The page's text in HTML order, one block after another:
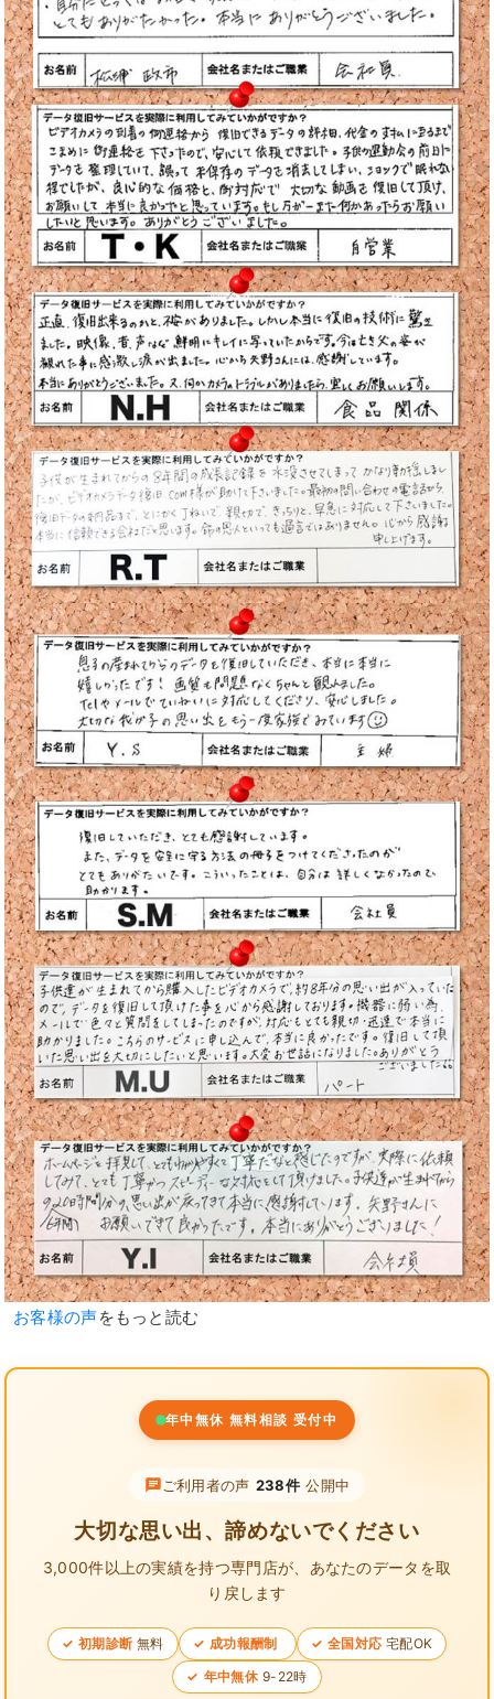
お客様の声をもっと読む
年中無休 無料相談 受付中
ご利用者の声 238件 公開中
大切な思い出、諦めないでください
3,000件以上の実績を持つ専門店が、 あなたのデータを取
り戻します
初期診断 無料 成功報酬制 全国対応 宅配OK
年中無休 9-22時